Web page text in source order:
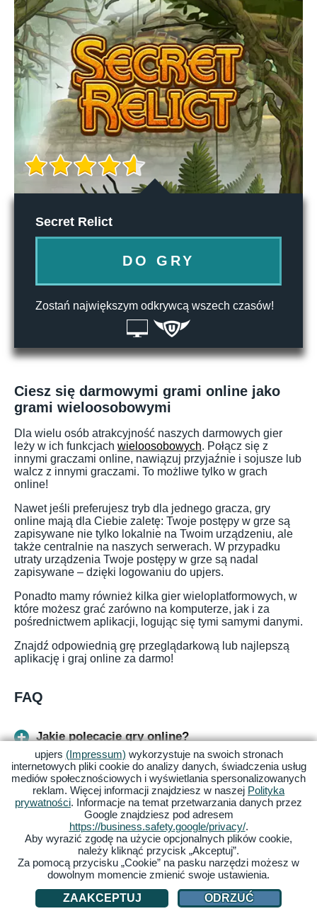
Secret Relict
DO GRY
Zostań największym odkrywcą wszech czasów!
Ciesz się darmowymi grami online jako
grami wieloosobowymi
Dla wielu osób atrakcyjność naszych darmowych gier
leży w ich funkcjach wieloosobowych. Połącz się z
innymi graczami online, nawiązuj przyjaźnie i sojusze lub
walcz z innymi graczami. To możliwe tylko w grach
online!
Nawet jeśli preferujesz tryb dla jednego gracza, gry
online mają dla Ciebie zaletę: Twoje postępy w grze są
zapisywane nie tylko lokalnie na Twoim urządzeniu, ale
także centralnie na naszych serwerach. W przypadku
utraty urządzenia Twoje postępy w grze są nadal
zapisywane – dzięki logowaniu do upjers.
Ponadto mamy również kilka gier wieloplatformowych, w
które możesz grać zarówno na komputerze, jak i za
pośrednictwem aplikacji, logując się tymi samymi danymi.
Znajdź odpowiednią grę przeglądarkową lub najlepszą
aplikację i graj online za darmo!
FAQ
Jakie polecacie gry online?
Jakie są fajne gry bezpłatne?
W jakie gry można grać razem online?
Z jakich stron pobierać gry za darmo?
Jakie fajne gry za darmo na PC?
upjers (Impressum) wykorzystuje na swoich stronach
internetowych pliki cookie do analizy danych, świadczenia usług
mediów społecznościowych i wyświetlania spersonalizowanych
reklam. Więcej informacji znajdziesz w naszej Polityka
prywatności. Informacje na temat przetwarzania danych przez
Google znajdziesz pod adresem
https://business.safety.google/privacy/.
Aby wyrazić zgodę na użycie opcjonalnych plików cookie,
należy kliknąć przycisk „Akceptuj”.
Za pomocą przycisku „Cookie” na pasku narzędzi możesz w
dowolnym momencie zmienić swoje ustawienia.
ZAAKCEPTUJ
ODRZUĆ